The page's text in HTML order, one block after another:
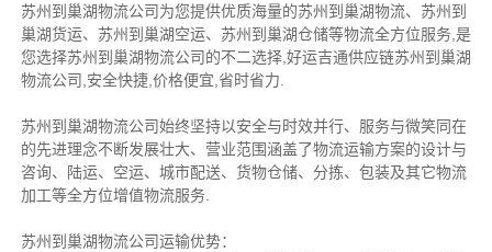
苏州到巢湖物流公司为您提供优质海量的苏州到巢湖物流、苏州到
巢湖货运、苏州到巢湖空运、苏州到巢湖仓储等物流全方位服务,是
您选择苏州到巢湖物流公司的不二选择,好运吉通供应链苏州到巢湖
物流公司,安全快捷,价格便宜,省时省力.
苏州到巢湖物流公司始终坚持以安全与时效并行、服务与微笑同在
的先进理念不断发展壮大、营业范围涵盖了物流运输方案的设计与
咨询、陆运、空运、城市配送、货物仓储、分拣、包装及其它物流
加工等全方位增值物流服务.
苏州到巢湖物流公司运输优势：